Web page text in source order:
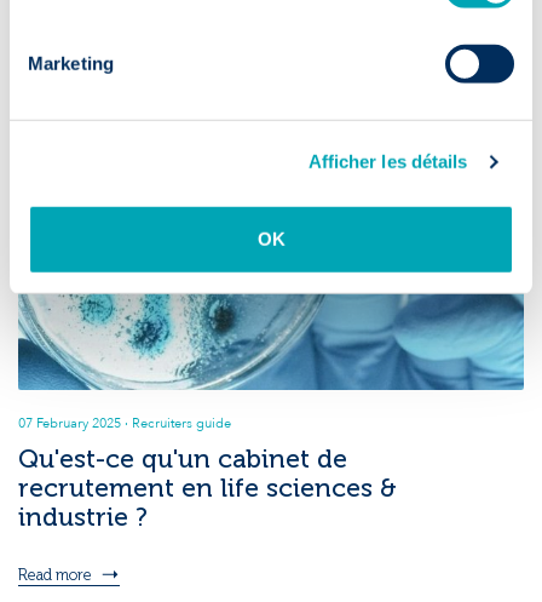
Marketing
Afficher les détails
OK
07 February 2025 · Recruiters guide
Qu'est-ce qu'un cabinet de
recrutement en life sciences &
industrie ?
Read more